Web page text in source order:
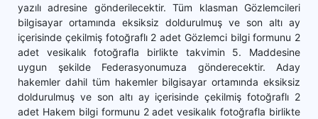
yazılı adresine gönderilecektir. Tüm klasman Gözlemcileri
bilgisayar ortamında eksiksiz doldurulmuş ve son altı ay
içerisinde çekilmiş fotoğraflı 2 adet Gözlemci bilgi formunu 2
adet vesikalık fotoğrafla birlikte takvimin 5. Maddesine
uygun şekilde Federasyonumuza gönderecektir. Aday
hakemler dahil tüm hakemler bilgisayar ortamında eksiksiz
doldurulmuş ve son altı ay içerisinde çekilmiş fotoğraflı 2
adet Hakem bilgi formunu 2 adet vesikalık fotoğrafla birlikte